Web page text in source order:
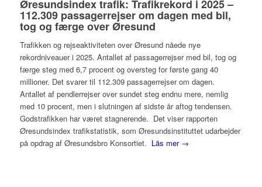
Øresundsindex trafik: Trafikrekord i 2025 –
112.309 passagerrejser om dagen med bil,
tog og færge over Øresund
Trafikken og rejseaktiviteten over Øresund nåede nye
rekordniveauer i 2025. Antallet af passagerrejser med bil, tog og
færge steg med 6,7 procent og oversteg for første gang 40
millioner. Det svarer til 112.309 passagerrejser om dagen.
Antallet af pendlerrejser over sundet steg endnu mere, nemlig
med 10 procent, men i slutningen af sidste år aftog tendensen.
Godstrafikken har været stagnerende. Det viser rapporten
Øresundsindex trafikstatistik, som Øresundsinstituttet udarbejder
på opdrag af Øresundsbro Konsortiet. Läs mer →